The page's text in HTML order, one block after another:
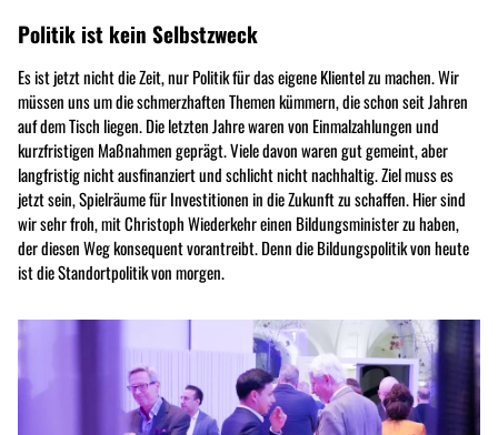
Politik ist kein Selbstzweck
Es ist jetzt nicht die Zeit, nur Politik für das eigene Klientel zu machen. Wir
müssen uns um die schmerzhaften Themen kümmern, die schon seit Jahren
auf dem Tisch liegen. Die letzten Jahre waren von Einmalzahlungen und
kurzfristigen Maßnahmen geprägt. Viele davon waren gut gemeint, aber
langfristig nicht ausfinanziert und schlicht nicht nachhaltig. Ziel muss es
jetzt sein, Spielräume für Investitionen in die Zukunft zu schaffen. Hier sind
wir sehr froh, mit Christoph Wiederkehr einen Bildungsminister zu haben,
der diesen Weg konsequent vorantreibt. Denn die Bildungspolitik von heute
ist die Standortpolitik von morgen.